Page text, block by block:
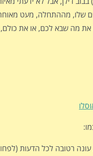
שלו, מההתחלה, מעט מאוחר יותר,
לכם, או את כולם, ותקראו.
לכל הדעות (לפחות